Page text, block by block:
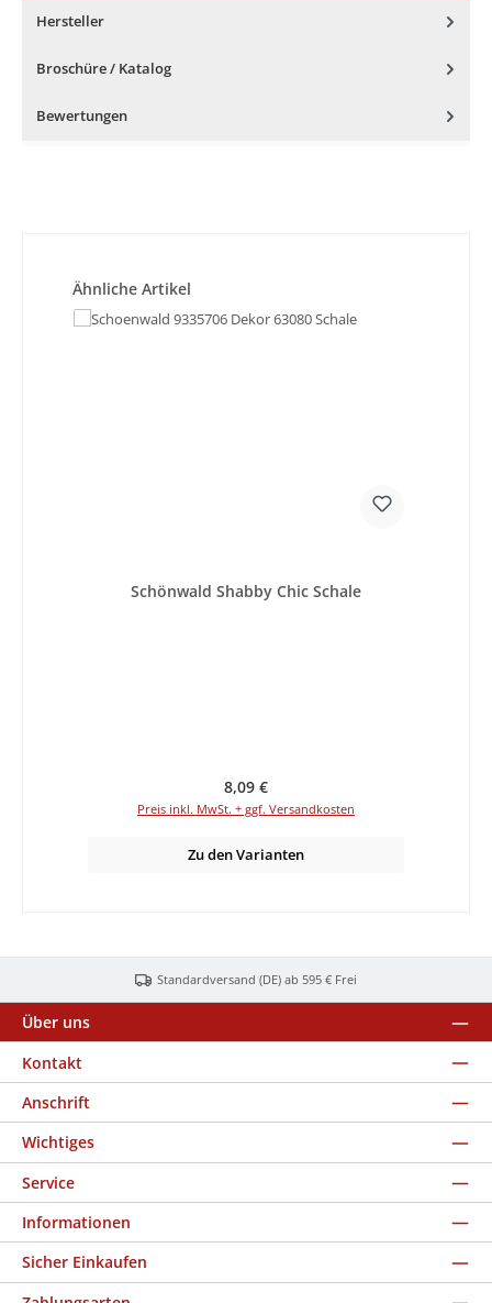
Hersteller
Broschüre / Katalog
Bewertungen
Produktgalerie überspringen
Ähnliche Artikel
Schönwald Shabby Chic Schale
Regulärer Preis:
8,09 €
Preis inkl. MwSt. + ggf. Versandkosten
Zu den Varianten
Standardversand (DE) ab 595 € Frei
Über uns
Kontakt
Anschrift
Wichtiges
Service
Informationen
Sicher Einkaufen